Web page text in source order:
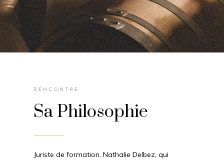
RENCONTRE
Sa Philosophie
Juriste de formation, Nathalie Delbez, qui